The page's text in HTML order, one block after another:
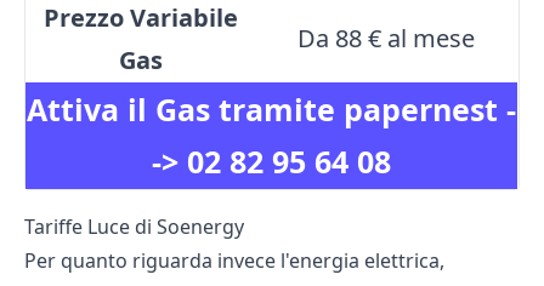
Attiva il Gas tramite papernest -
-> 02 82 95 64 08
Prezzo Variabile
Gas
Da 88 € al mese
Tariffe Luce di Soenergy
Per quanto riguarda invece l'energia elettrica,